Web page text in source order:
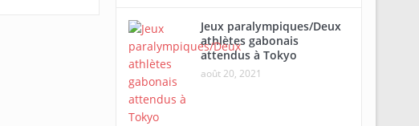
Jeux paralympiques/Deux
athlètes gabonais
attendus à Tokyo
août 20, 2021